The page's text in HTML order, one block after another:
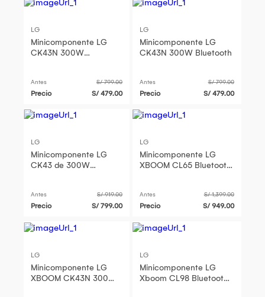
LG
Minicomponente LG
CK43N 300W
Antes S/ 799.00
Precio S/ 479.00
LG
Minicomponente LG
CK43N 300W Bluetooth
Antes S/ 799.00
Precio S/ 479.00
LG
Minicomponente LG
CK43 de 300W
Antes S/ 919.00
Precio S/ 799.00
LG
Minicomponente LG
XBOOM CL65 Bluetooth
Antes S/ 1,399.00
Precio S/ 949.00
LG
Minicomponente LG
XBOOM CK43N 300W
LG
Minicomponente LG
Xboom CL98 Bluetooth